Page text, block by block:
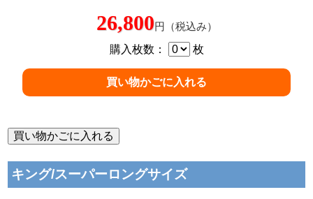
26,800円（税込み）
購入枚数：
枚
キング/スーパーロングサイズ